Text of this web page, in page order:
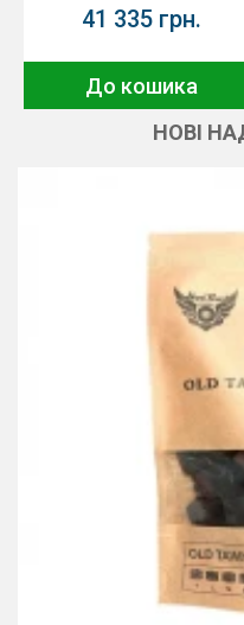
41 335 грн.
До кошика
НОВІ